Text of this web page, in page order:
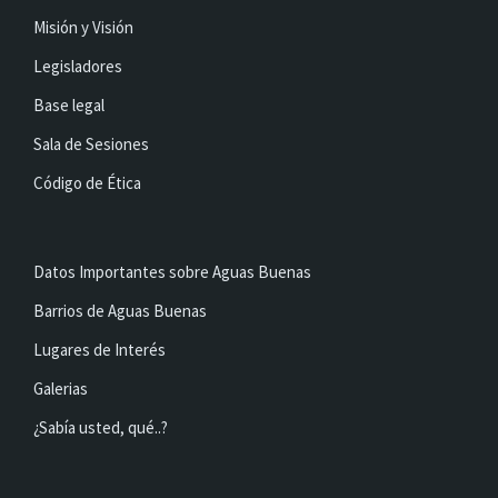
Misión y Visión
Legisladores
Base legal
Sala de Sesiones
Código de Ética
Datos Importantes sobre Aguas Buenas
Barrios de Aguas Buenas
Lugares de Interés
Galerias
¿Sabía usted, qué..?